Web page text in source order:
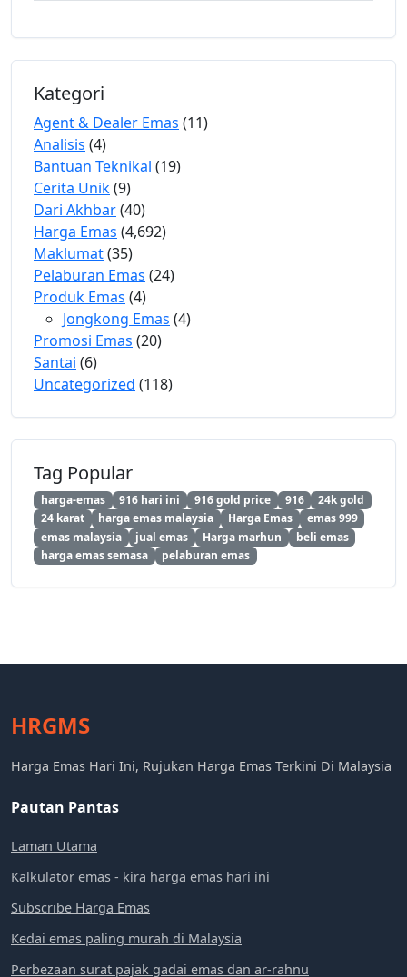
Kategori
Agent & Dealer Emas (11)
Analisis (4)
Bantuan Teknikal (19)
Cerita Unik(9)
Dari Akhbar(40)
Harga Emas (4,692)
Maklumat(35)
Pelaburan Emas (24)
Produk Emas (4)
Jongkong Emas (4)
Promosi Emas (20)
Santai (6)
Uncategorized (118)
Tag Popular
harga-emas 916 hari ini 916 gold price 916
24k gold
24 karat
harga emas malaysia Harga Emas
emas 999
emas malaysia
jual emas Harga marhun
beli emas
harga emas semasa
pelaburan emas
HRGMS
Harga Emas Hari Ini, Rujukan Harga Emas Terkini Di Malaysia
Pautan Pantas
Laman Utama
Kalkulator emas - kira harga emas hari ini
Subscribe Harga Emas
Kedai emas paling murah di Malaysia
Perbezaan surat pajak gadai emas dan ar-rahnu